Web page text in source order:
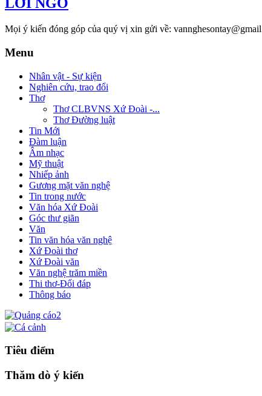
LỜI NGỎ
Mọi ý kiến đóng góp của quý vị xin gửi về:
Menu
Nhân vật - Sự kiện
Nghiên cứu, trao đổi
Thơ
Thơ CLBVNS Xứ Đoài -...
Thơ Đường luật
Tin Mới
Đàm luận
Âm nhạc
Mỹ thuật
Nhiếp ảnh
Gương mặt văn nghệ
Tin trong nước
Văn hóa Xứ Đoài
Góc thư giãn
Văn
Tin văn hóa văn nghệ
Xứ Đoài thơ
Xứ Đoài văn
Văn nghệ trăm miền
Thi thơ-Đối đáp
Thông báo
Tiêu điểm
Thăm dò ý kiến